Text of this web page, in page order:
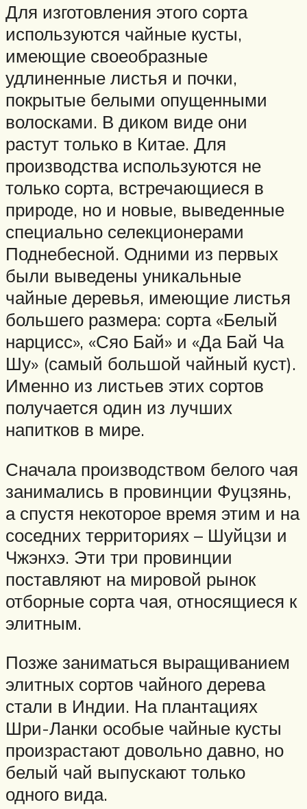
Для изготовления этого сорта
используются чайные кусты,
имеющие своеобразные
удлиненные листья и почки,
покрытые белыми опущенными
волосками. В диком виде они
растут только в Китае. Для
производства используются не
только сорта, встречающиеся в
природе, но и новые, выведенные
специально селекционерами
Поднебесной. Одними из первых
были выведены уникальные
чайные деревья, имеющие листья
большего размера: сорта «Белый
нарцисс», «Сяо Бай» и «Да Бай Ча
Шу» (самый большой чайный куст).
Именно из листьев этих сортов
получается один из лучших
напитков в мире.
Сначала производством белого чая
занимались в провинции Фуцзянь,
а спустя некоторое время этим и на
соседних территориях – Шуйцзи и
Чжэнхэ. Эти три провинции
поставляют на мировой рынок
отборные сорта чая, относящиеся к
элитным.
Позже заниматься выращиванием
элитных сортов чайного дерева
стали в Индии. На плантациях
Шри-Ланки особые чайные кусты
произрастают довольно давно, но
белый чай выпускают только
одного вида.